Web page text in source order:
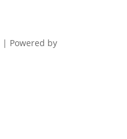
| Powered by